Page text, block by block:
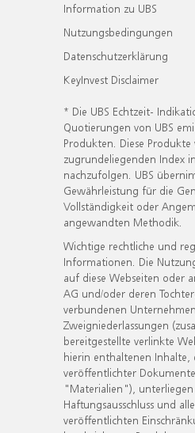
Information zu UBS
Nutzungsbedingungen
Datenschutzerklärung
KeyInvest Disclaimer
* Die UBS Echtzeit-
Quotierungen von UBS
Produkten. Diese Produkte
zugrundeliegenden Index
nachzufolgen. UBS
Gewährleistung für die
Vollständigkeit oder
angewandten Methodik.
Wichtige rechtliche und
Informationen. Die
auf diese Webseiten oder
AG und/oder deren
verbundenen
Zweigniederlassungen
bereitgestellte verlinkte
hierin enthaltenen Inhalte,
veröffentlichter
"Materialien"), unterliegen
Haftungsausschluss und
veröffentlichten